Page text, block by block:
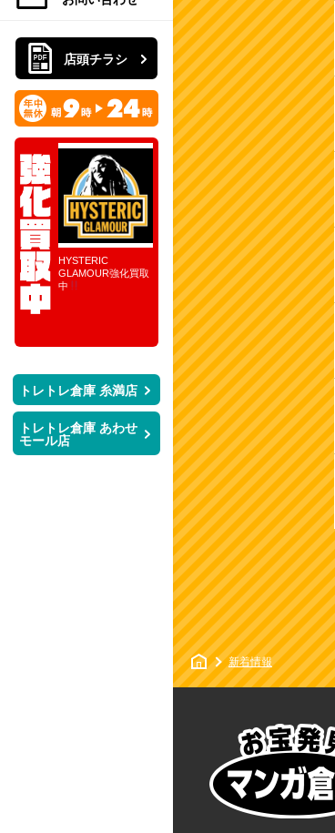
店頭チラシ
ン＆グレコ
せん！！特
ールタイ
製ならさ
強化！！
HYSTERIC
GLAMOUR強化買取
中
10月レディース強化
買取ブランド
完全担当査定！朝９
時～１７時の８時間
買取企画！STARTO
ENTERTAINMENT
在籍中の公式グッズ
がまとめ買取
STARTO！！
レ
トレトレ倉庫 糸満店
トレトレ倉庫 あわせ
モール店
投
稿
ナ
ビ
ゲ
ー
シ
ョ
ン
マ
ン
店
ト
新着情報